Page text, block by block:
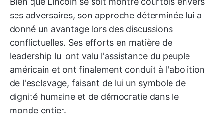
ses adversaires, son approche déterminée lui a
donné un avantage lors des discussions
conflictuelles. Ses efforts en matière de
leadership lui ont valu l'assistance du peuple
américain et ont finalement conduit à l'abolition
de l'esclavage, faisant de lui un symbole de
dignité humaine et de démocratie dans le
monde entier.